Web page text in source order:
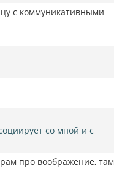
с коммуникативными
со мной и с
про воображение, там